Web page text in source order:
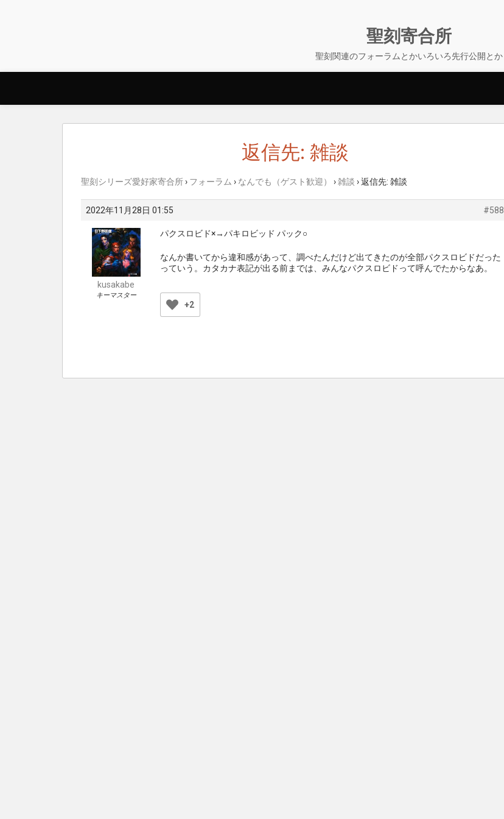
聖刻寄合所
聖刻関連のフォーラムとかいろいろ先行公開とか
返信先: 雑談
聖刻シリーズ愛好家寄合所› フォーラム › なんでも（ゲスト歓迎） ›雑談 ›返信先: 雑談
2022年11月28日 01:55 #588
kusakabe
キーマスター
パクスロビド×→パキロビッド パック○
なんか書いてから違和感があって、調べたんだけど出てきたのが全部パクスロビドだった
っていう。カタカナ表記が出る前までは、みんなパクスロビドって呼んでたからなあ。
+2